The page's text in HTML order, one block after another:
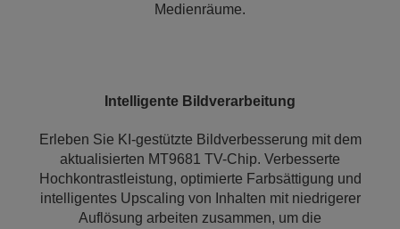
Medienräume.
Intelligente Bildverarbeitung
Erleben Sie KI-gestützte Bildverbesserung mit dem
aktualisierten MT9681 TV-Chip. Verbesserte
Hochkontrastleistung, optimierte Farbsättigung und
intelligentes Upscaling von Inhalten mit niedrigerer
Auflösung arbeiten zusammen, um die